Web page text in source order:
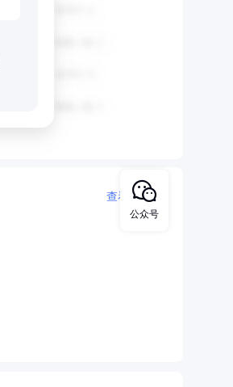
查看更多
公众号